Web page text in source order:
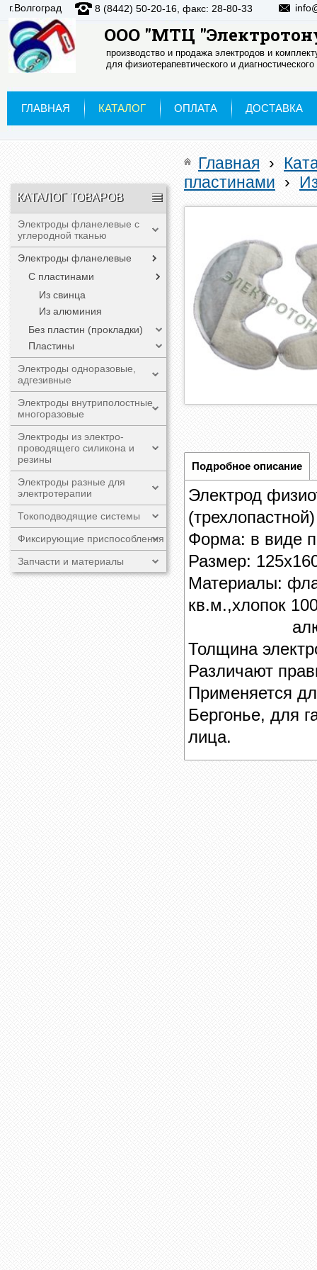
ООО "МТЦ
производство и продажа электродов и
для физиотерапевтического и
г.Волгоград 8 (8442) 50-20-16, факс: 28-80-33
ГЛАВНАЯ КАТАЛОГ ОПЛАТА ДОСТАВКА
КАТАЛОГ ТОВАРОВ
Электроды фланелевые с
углеродной тканью
Электроды фланелевые
С пластинами
Из свинца
Из алюминия
Без пластин (прокладки)
Пластины
Электроды одноразовые,
адгезивные
Электроды внутриполостные
многоразовые
Электроды из электро-
проводящего силикона и
резины
Электроды разные для
электротерапии
Токоподводящие системы
Фиксирующие приспособления
Запчасти и материалы
Главная ›
пластинами ›
Подробное описание
Электрод
Форма: в виде
Размер:
Материалы:
кв.м.,хлопок
Толщина
Различают
Применяется
Бергонье, для
лица.